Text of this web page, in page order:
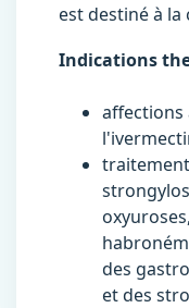
est destiné à
Indications
affections
des
et des